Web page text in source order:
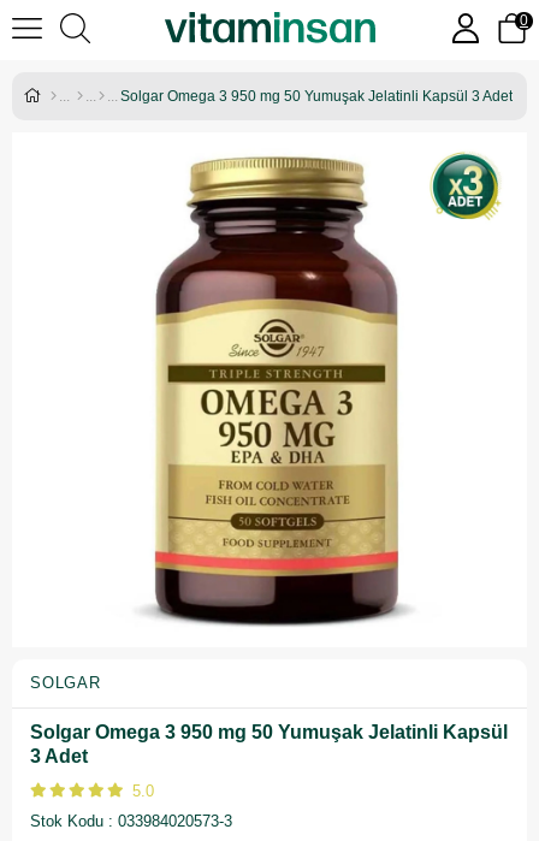
0
Solgar Omega 3 950 mg 50 Yumuşak Jelatinli Kapsül 3 Adet
SOLGAR
Solgar Omega 3 950 mg 50 Yumuşak Jelatinli Kapsül
3 Adet
5.0
Stok Kodu
033984020573-3